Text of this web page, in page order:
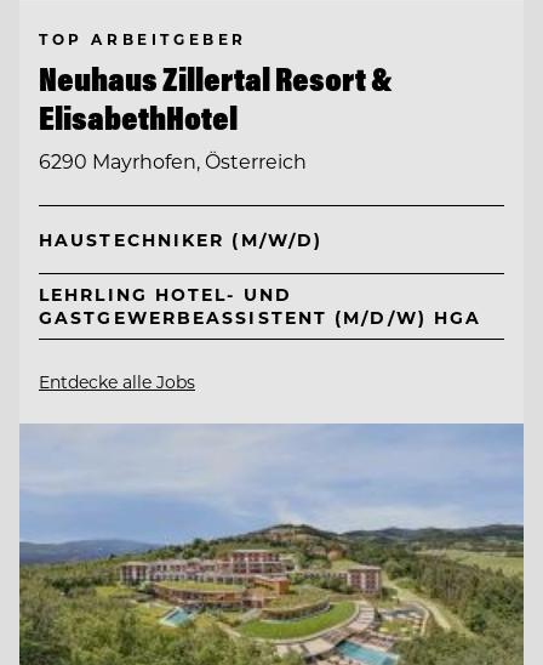
TOP ARBEITGEBER
Neuhaus Zillertal Resort &
ElisabethHotel
6290 Mayrhofen, Österreich
HAUSTECHNIKER (M/W/D)
LEHRLING HOTEL- UND
GASTGEWERBEASSISTENT (M/D/W) HGA
Entdecke alle Jobs